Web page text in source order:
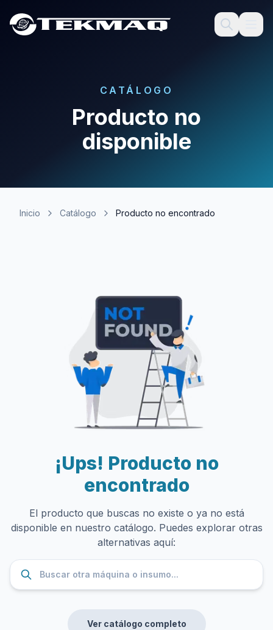
CATÁLOGO
Producto no
disponible
Inicio Catálogo Producto no encontrado
¡Ups! Producto no
encontrado
El producto que buscas no existe o ya no está
disponible en nuestro catálogo. Puedes explorar otras
alternativas aquí:
Ver catálogo completo